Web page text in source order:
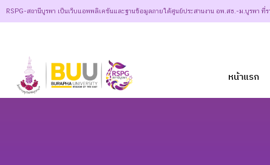
RSPG-สถานีบูรพา เป็นเว็บแอพพลิเคชันและฐานข้อมูลภายใต้ศูนย์ประสานงาน อพ.สธ.-ม.บูรพา
หน้าแรก